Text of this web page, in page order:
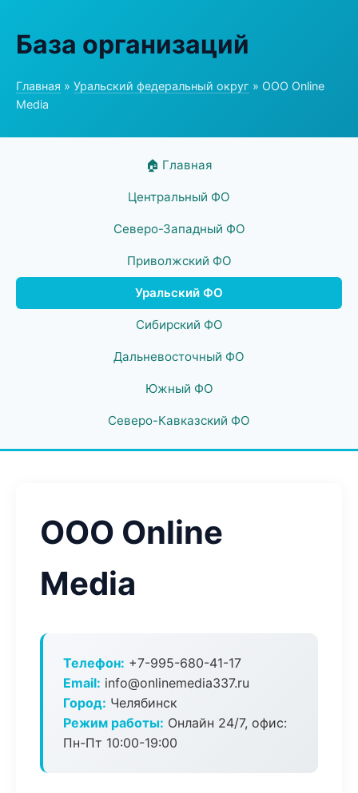
База организаций
Главная » Уральский федеральный округ » ООО Online
Media
🏠 Главная
Центральный ФО
Северо-Западный ФО
Приволжский ФО
Уральский ФО
Сибирский ФО
Дальневосточный ФО
Южный ФО
Северо-Кавказский ФО
ООО Online
Media
Телефон: +7-995-680-41-17
Email: info@onlinemedia337.ru
Город: Челябинск
Режим работы: Онлайн 24/7, офис:
Пн-Пт 10:00-19:00